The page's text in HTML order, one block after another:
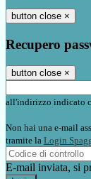
button close ×
Recupero
button close ×
all'indirizzo indicato
Non hai una e-mail
tramite la Login
E-mail inviata, si